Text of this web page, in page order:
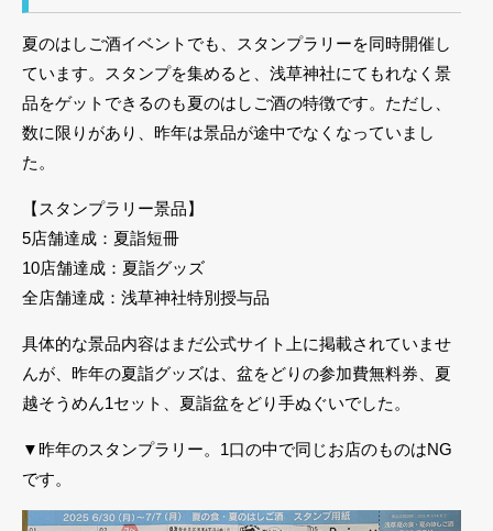
夏のはしご酒イベントでも、スタンプラリーを同時開催し
ています。スタンプを集めると、浅草神社にてもれなく景
品をゲットできるのも夏のはしご酒の特徴です。ただし、
数に限りがあり、昨年は景品が途中でなくなっていまし
た。
【スタンプラリー景品】
5店舗達成：夏詣短冊
10店舗達成：夏詣グッズ
全店舗達成：浅草神社特別授与品
具体的な景品内容はまだ公式サイト上に掲載されていませ
んが、昨年の夏詣グッズは、盆をどりの参加費無料券、夏
越そうめん1セット、夏詣盆をどり手ぬぐいでした。
▼昨年のスタンプラリー。1口の中で同じお店のものはNG
です。